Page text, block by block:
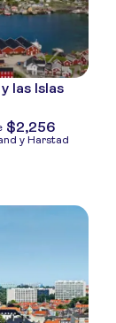
las Islas
$2,256
y Harstad